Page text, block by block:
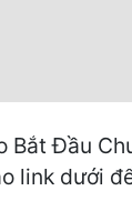
Bắt Đầu
link dưới